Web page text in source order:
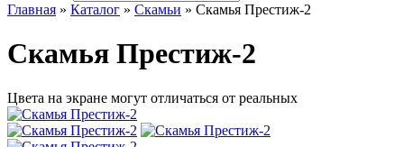
Главная » Каталог » Скамьи » Скамья Престиж-2
Скамья Престиж-2
Цвета на экране могут отличаться от реальных